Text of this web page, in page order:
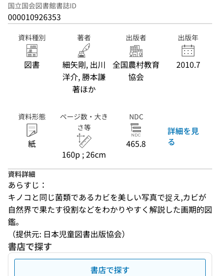
国立国会図書館書誌ID
000010926353
資料種別
図書
著者
細矢剛, 出川
洋介, 勝本謙
著ほか
出版者
全国農村教育
協会
出版年
2010.7
資料形態
紙
ページ数・大き
さ等
160p ; 26cm
NDC
465.8
詳細を見
る
資料詳細
あらすじ：
キノコと同じ菌類であるカビを美しい写真で捉え,カビが
自然界で果たす役割などをわかりやすく解説した画期的図
鑑。
（提供元: 日本児童図書出版協会）
書店で探す
書店で探す